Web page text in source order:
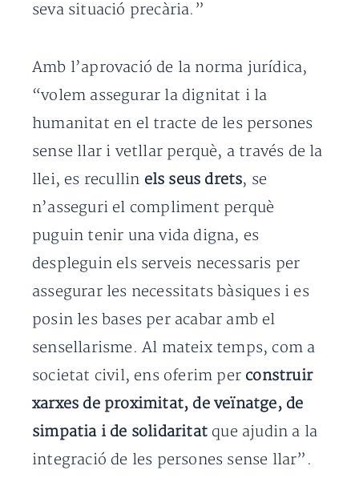
seva situació precària.”
Amb l’aprovació de la norma jurídica,
“volem assegurar la dignitat i la
humanitat en el tracte de les persones
sense llar i vetllar perquè, a través de la
llei, es recullin els seus drets, se
n’asseguri el compliment perquè
puguin tenir una vida digna, es
despleguin els serveis necessaris per
assegurar les necessitats bàsiques i es
posin les bases per acabar amb el
sensellarisme. Al mateix temps, com a
societat civil, ens oferim per construir
xarxes de proximitat, de veïnatge, de
simpatia i de solidaritat que ajudin a la
integració de les persones sense llar”.